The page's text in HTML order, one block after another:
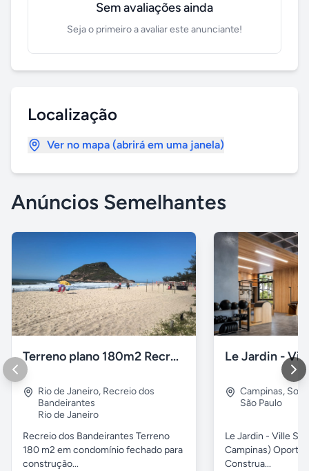
Sem avaliações ainda
Seja o primeiro a avaliar este anunciante!
Localização
Ver no mapa (abrirá em uma janela)
Anúncios Semelhantes
Terreno plano 180m2 Recreio dos Bandeirantes
Rio de Janeiro, Recreio dos
Bandeirantes
Rio de Janeiro
Recreio dos Bandeirantes Terreno
180 m2 em condomínio fechado para
construção...
Campinas,
São Paulo
Le Jardin - Ville
Campinas)
Construa...